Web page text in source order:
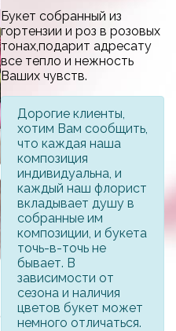
Букет собранный из
гортензии и роз в розовых
тонах,подарит адресату
все тепло и нежность
Ваших чувств.
Дорогие клиенты,
хотим Вам сообщить,
что каждая наша
композиция
индивидуальна, и
каждый наш флорист
вкладывает душу в
собранные им
композиции, и букета
точь-в-точь не
бывает. В
зависимости от
сезона и наличия
цветов букет может
немного отличаться.